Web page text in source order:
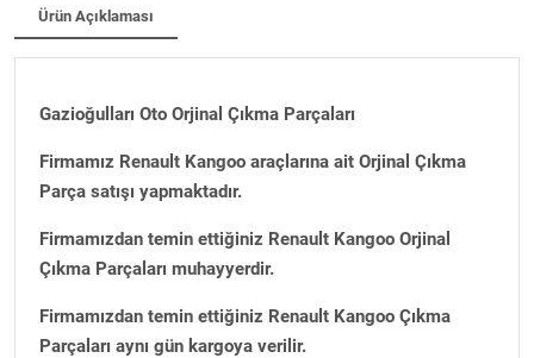
Ürün Açıklaması
Gazioğulları Oto Orjinal Çıkma Parçaları
Firmamız Renault Kangoo araçlarına ait Orjinal Çıkma
Parça satışı yapmaktadır.
Firmamızdan temin ettiğiniz Renault Kangoo Orjinal
Çıkma Parçaları muhayyerdir.
Firmamızdan temin ettiğiniz Renault Kangoo Çıkma
Parçaları aynı gün kargoya verilir.